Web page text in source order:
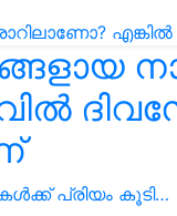
പ്രിയം കൂടി…